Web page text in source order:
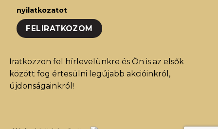
nyilatkozatot
Iratkozzon fel hírlevelünkre és Ön is az elsők
között fog értesülni legújabb akcióinkról,
újdonságainkról!